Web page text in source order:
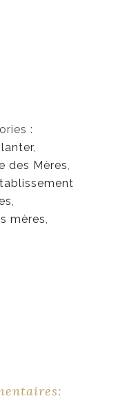
:
,
des Mères,
,
mères,